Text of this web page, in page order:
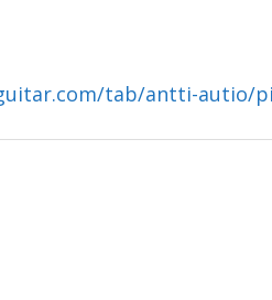
tab/antti-autio/